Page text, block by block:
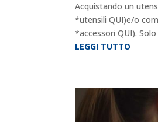
Acquistando un
*utensili QUI)e/o
*accessori QUI).
LEGGI TUTTO